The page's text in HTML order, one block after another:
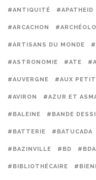
#ANTIQUITÉ #APATHEID
#ARCACHON
#ARTISANS DU MONDE
#ASTRONOMIE #ATE
#AUVERGNE #AUX
#AVIRON #AZUR ET
#BALEINE #BANDE
#BATTERIE #BATUCADA
#BAZINVILLE #BD #BDA
#BIBLIOTHÉCAIRE